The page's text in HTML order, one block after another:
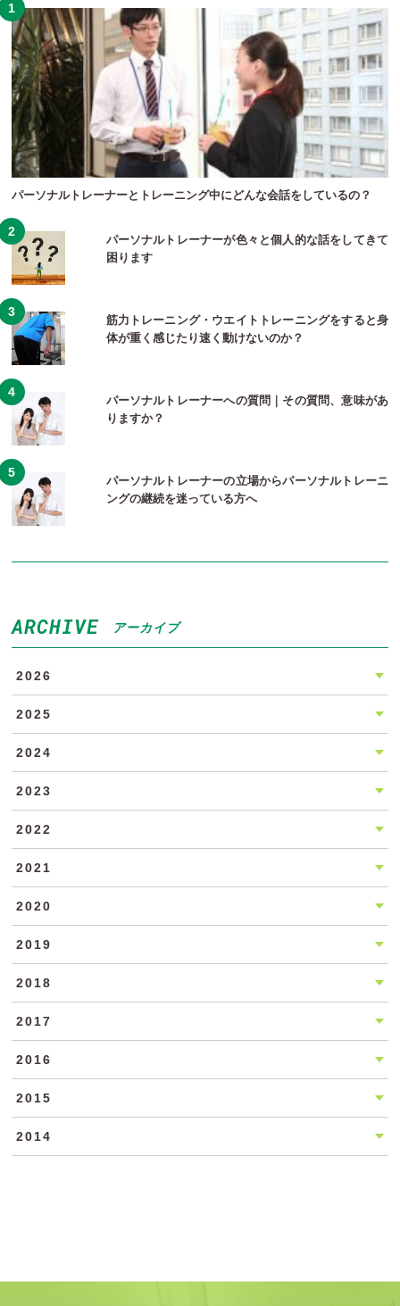
パーソナルトレーナーとトレーニング中にどんな会話をしているの？
パーソナルトレーナーが色々と個人的な話をしてきて
困ります
筋力トレーニング・ウエイトトレーニングをすると身
体が重く感じたり速く動けないのか？
パーソナルトレーナーへの質問｜その質問、意味があ
りますか？
パーソナルトレーナーの立場からパーソナルトレーニ
ングの継続を迷っている方へ
ARCHIVE アーカイブ
2026
2025
2024
2023
2022
2021
2020
2019
2018
2017
2016
2015
2014